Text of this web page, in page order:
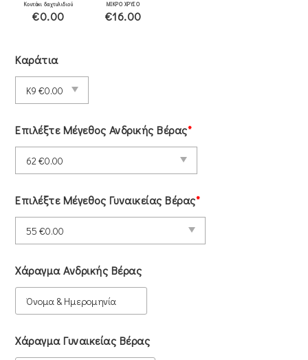
Κουτάκι δαχτυλιδιού
€0.00
ΜΙΚΡΟ ΧΡΥΣΟ
€16.00
Καράτια
Επιλέξτε Μέγεθος Ανδρικής Βέρας*
Επιλέξτε Μέγεθος Γυναικείας Βέρας*
Χάραγμα Ανδρικής Βέρας
Χάραγμα Γυναικείας Βέρας